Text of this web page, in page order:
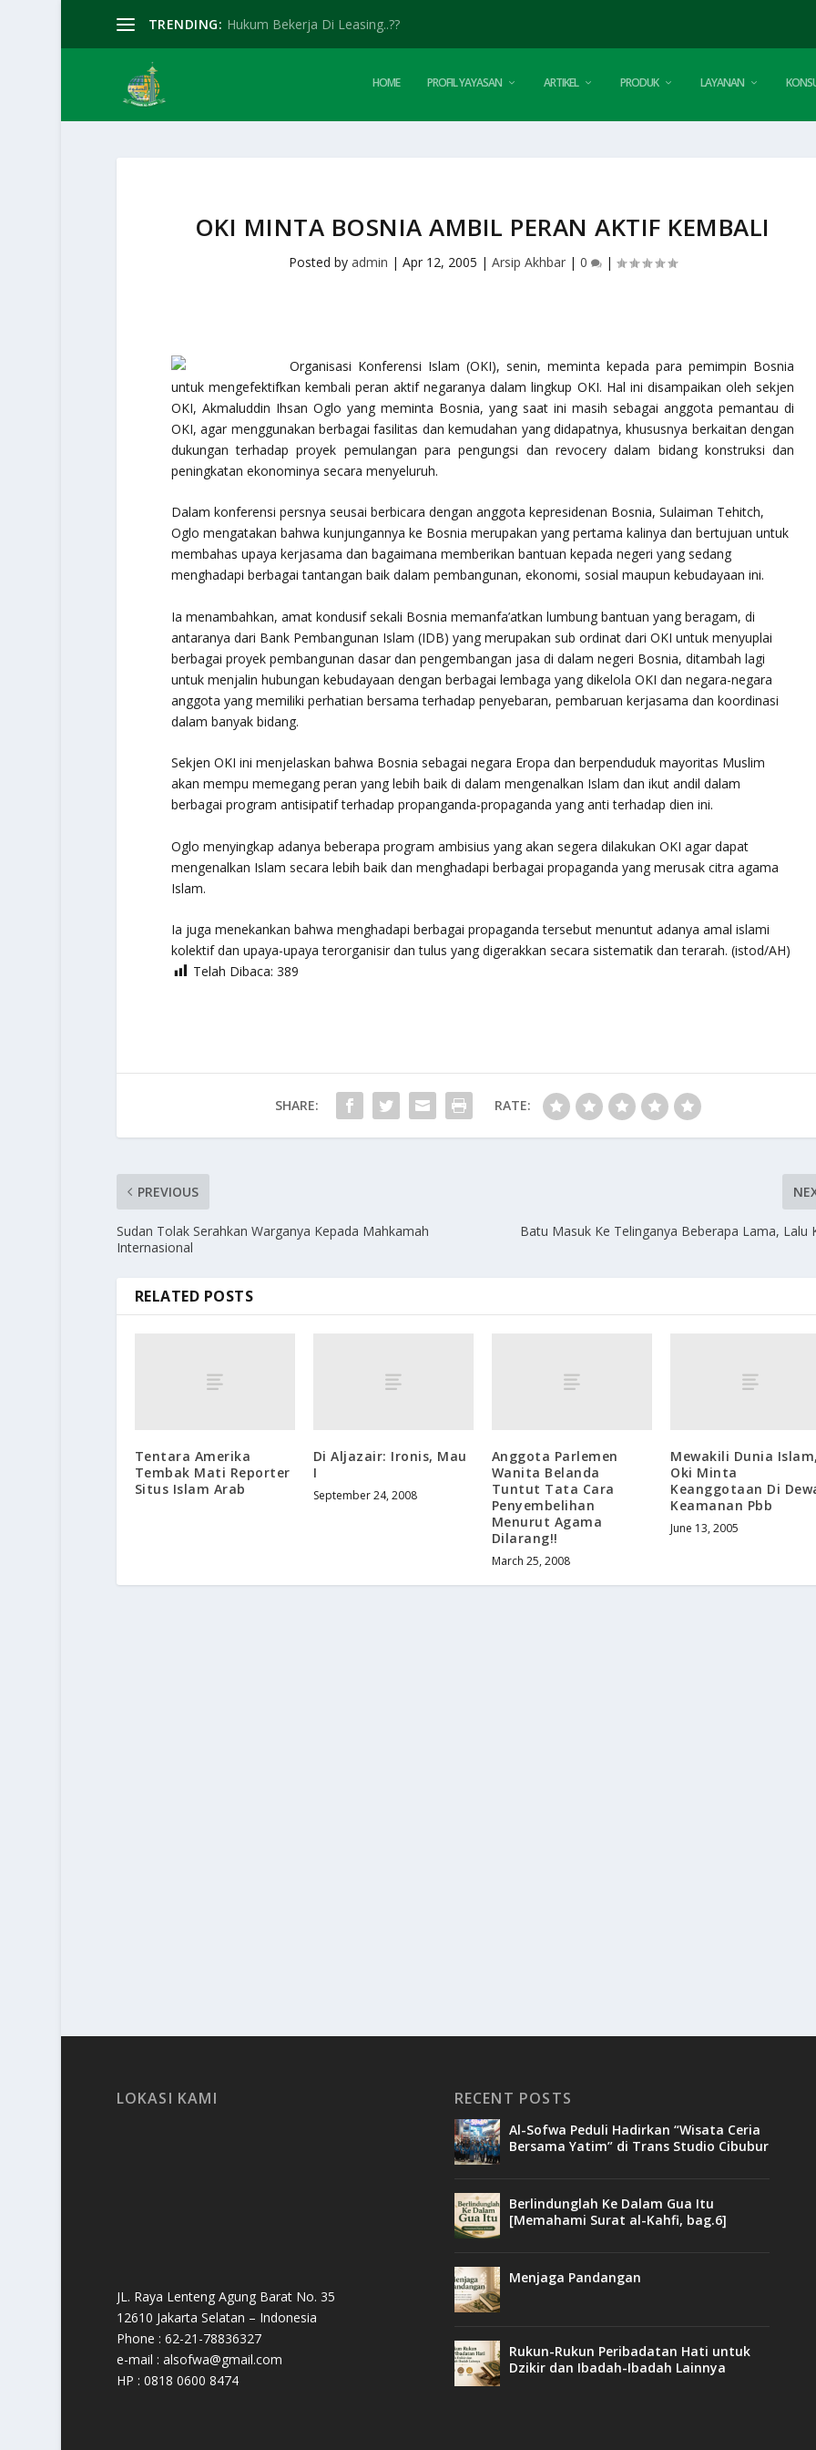
TRENDING: Hukum Bekerja Di Leasing..??
HOME PROFIL YAYASAN ARTIKEL PRODUK LAYANAN
OKI MINTA BOSNIA AMBIL PERAN AKTIF KEMBALI
Posted by admin | Apr 12, 2005 | Arsip Akhbar| 0 |
Organisasi Konferensi Islam (OKI), senin, meminta kepada para pemimpin Bosnia
untuk mengefektifkan kembali peran aktif negaranya dalam lingkup OKI. Hal ini disampaikan oleh sekjen
OKI, Akmaluddin Ihsan Oglo yang meminta Bosnia, yang saat ini masih sebagai anggota pemantau di
OKI, agar menggunakan berbagai fasilitas dan kemudahan yang didapatnya, khususnya berkaitan dengan
dukungan terhadap proyek pemulangan para pengungsi dan revocery dalam bidang konstruksi dan
peningkatan ekonominya secara menyeluruh.
Dalam konferensi persnya seusai berbicara dengan anggota kepresidenan Bosnia, Sulaiman Tehitch,
Oglo mengatakan bahwa kunjungannya ke Bosnia merupakan yang pertama kalinya dan bertujuan untuk
membahas upaya kerjasama dan bagaimana memberikan bantuan kepada negeri yang sedang
menghadapi berbagai tantangan baik dalam pembangunan, ekonomi, sosial maupun kebudayaan ini.
Ia menambahkan, amat kondusif sekali Bosnia memanfa’atkan lumbung bantuan yang beragam, di
antaranya dari Bank Pembangunan Islam (IDB) yang merupakan sub ordinat dari OKI untuk menyuplai
berbagai proyek pembangunan dasar dan pengembangan jasa di dalam negeri Bosnia, ditambah lagi
untuk menjalin hubungan kebudayaan dengan berbagai lembaga yang dikelola OKI dan negara-negara
anggota yang memiliki perhatian bersama terhadap penyebaran, pembaruan kerjasama dan koordinasi
dalam banyak bidang.
Sekjen OKI ini menjelaskan bahwa Bosnia sebagai negara Eropa dan berpenduduk mayoritas Muslim
akan mempu memegang peran yang lebih baik di dalam mengenalkan Islam dan ikut andil dalam
berbagai program antisipatif terhadap propanganda-propaganda yang anti terhadap dien ini.
Oglo menyingkap adanya beberapa program ambisius yang akan segera dilakukan OKI agar dapat
mengenalkan Islam secara lebih baik dan menghadapi berbagai propaganda yang merusak citra agama
Islam.
Ia juga menekankan bahwa menghadapi berbagai propaganda tersebut menuntut adanya amal islami
kolektif dan upaya-upaya terorganisir dan tulus yang digerakkan secara sistematik dan terarah. (istod/AH)
Telah Dibaca: 389
SHARE: RATE:
PREVIOUS
Sudan Tolak Serahkan Warganya Kepada Mahkamah
Internasional
Batu Masuk Ke Telinganya Beberapa Lama, Lalu
RELATED POSTS
Tentara Amerika
Tembak Mati Reporter
Situs Islam Arab
Di Aljazair: Ironis, Mau
I
September 24, 2008
Anggota Parlemen
Wanita Belanda
Tuntut Tata Cara
Penyembelihan
Menurut Agama
Dilarang!!
March 25, 2008
Mewakili Dunia
Oki Minta
Keanggotaan Di
Keamanan Pbb
June 13, 2005
LOKASI KAMI
JL. Raya Lenteng Agung Barat No. 35
12610 Jakarta Selatan – Indonesia
Phone : 62-21-78836327
e-mail : alsofwa@gmail.com
HP : 0818 0600 8474
RECENT POSTS
Al-Sofwa Peduli Hadirkan “Wisata Ceria
Bersama Yatim” di Trans Studio Cibubur
Berlindunglah Ke Dalam Gua Itu
[Memahami Surat al-Kahfi, bag.6]
Menjaga Pandangan
Rukun-Rukun Peribadatan Hati untuk
Dzikir dan Ibadah-Ibadah Lainnya